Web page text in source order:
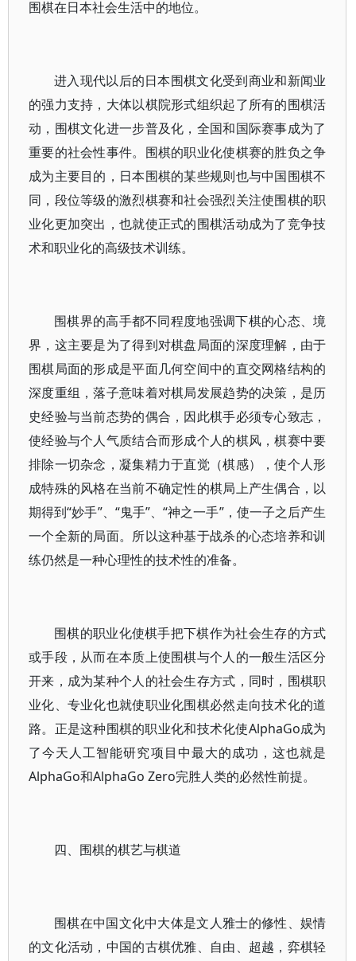
围棋在日本社会生活中的地位。
进入现代以后的日本围棋文化受到商业和新闻业
的强力支持，大体以棋院形式组织起了所有的围棋活
动，围棋文化进一步普及化，全国和国际赛事成为了
重要的社会性事件。围棋的职业化使棋赛的胜负之争
成为主要目的，日本围棋的某些规则也与中国围棋不
同，段位等级的激烈棋赛和社会强烈关注使围棋的职
业化更加突出，也就使正式的围棋活动成为了竞争技
术和职业化的高级技术训练。
围棋界的高手都不同程度地强调下棋的心态、境
界，这主要是为了得到对棋盘局面的深度理解，由于
围棋局面的形成是平面几何空间中的直交网格结构的
深度重组，落子意味着对棋局发展趋势的决策，是历
史经验与当前态势的偶合，因此棋手必须专心致志，
使经验与个人气质结合而形成个人的棋风，棋赛中要
排除一切杂念，凝集精力于直觉（棋感），使个人形
成特殊的风格在当前不确定性的棋局上产生偶合，以
期得到“妙手”、“鬼手”、“神之一手”，使一子之后产生
一个全新的局面。所以这种基于战杀的心态培养和训
练仍然是一种心理性的技术性的准备。
围棋的职业化使棋手把下棋作为社会生存的方式
或手段，从而在本质上使围棋与个人的一般生活区分
开来，成为某种个人的社会生存方式，同时，围棋职
业化、专业化也就使职业化围棋必然走向技术化的道
路。正是这种围棋的职业化和技术化使AlphaGo成为
了今天人工智能研究项目中最大的成功，这也就是
AlphaGo和AlphaGo Zero完胜人类的必然性前提。
四、围棋的棋艺与棋道
围棋在中国文化中大体是文人雅士的修性、娱情
的文化活动，中国的古棋优雅、自由、超越，弈棋轻